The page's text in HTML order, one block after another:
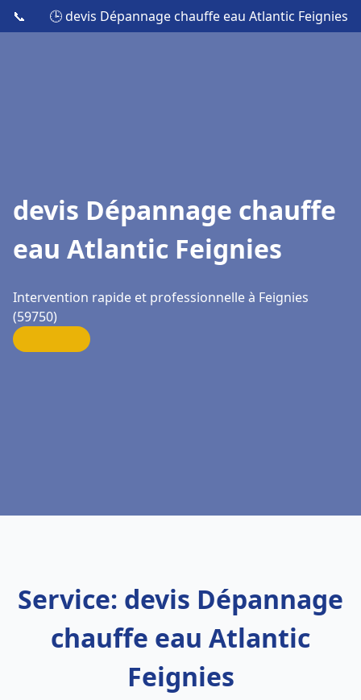
📞 🕒 devis Dépannage chauffe eau Atlantic Feignies
devis Dépannage chauffe
eau Atlantic Feignies
Intervention rapide et professionnelle à Feignies
(59750)
Service: devis Dépannage
chauffe eau Atlantic
Feignies